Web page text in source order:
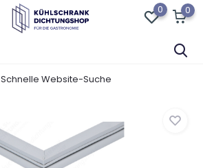
0 0
Schnelle Website-Suche